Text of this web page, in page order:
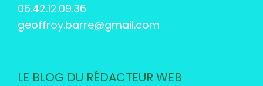
06.42.12.09.36
geoffroy.barre@gmail.com
LE BLOG DU RÉDACTEUR WEB